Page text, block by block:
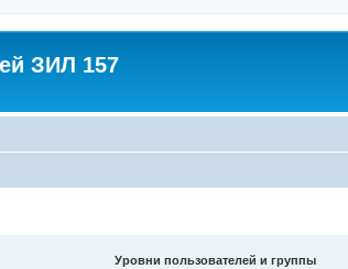
ЗИЛ 157
Уровни пользователей и группы